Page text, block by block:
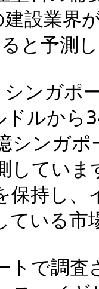
建設業界
と予測
シンガポ
ドルから
シンガ
してい
保持し、
ている市
トで調